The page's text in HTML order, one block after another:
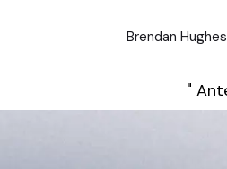
Brendan Hughes
"